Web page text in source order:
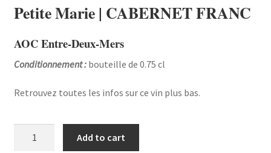
Petite Marie | CABERNET FRANC
AOC Entre-Deux-Mers
Conditionnement :bouteille de 0.75 cl
Retrouvez toutes les infos sur ce vin plus bas.
Add to cart